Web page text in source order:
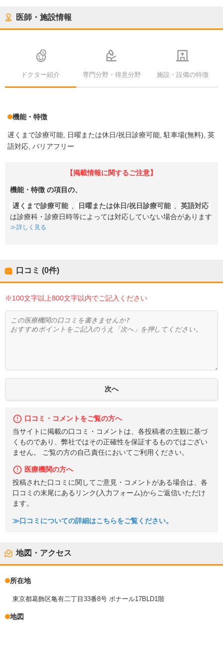
医師・施設情報
ドクター紹介 専門分野・得意分野 施設・設備の特徴
機能・特徴
遅くまで診療可能 日曜または休日/祝日診療可能 駐車場(無料) 英
語対応 バリアフリー
【掲載情報に関するご注意】
機能・特徴 の項目の、
遅くまで診療可能 日曜または休日/祝日診療可能
英語対応
は診療科・診療日時等によっては対応していない場合があります
詳しく見る
口コミ (0件)
※100文字以上800文字以内でご記入ください
口コミ・コメントをご覧の方へ
当サイトに掲載の口コミ・コメントは、各投稿者の主観に基づ
くものであり、弊社ではその正確性を保証するものではござい
ません。 ご覧の方の自己責任においてご利用ください。
医療機関の方へ
投稿された口コミに関してご意見・コメントがある場合は、各
口コミの末尾にあるリンク(入力フォーム)からご返信いただけ
ます。
≫口コミについての詳細はこちらをご覧ください。
地図・アクセス
所在地
東京都葛飾区亀有二丁目33番8号 ボナール17BLD1階
地図